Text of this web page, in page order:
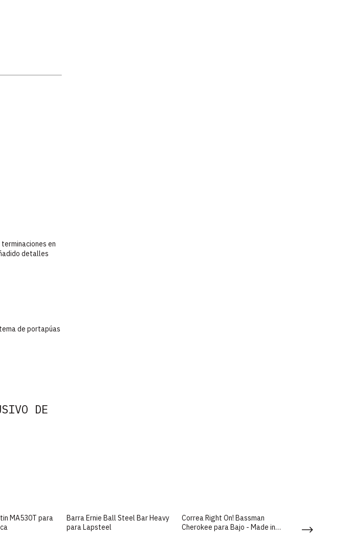
en
detalles
de portapúas
DE
MA530T para
Barra Ernie Ball Steel Bar Heavy
para Lapsteel
Correa Right On! Bassman
Cherokee para Bajo - Made in
Tweed para